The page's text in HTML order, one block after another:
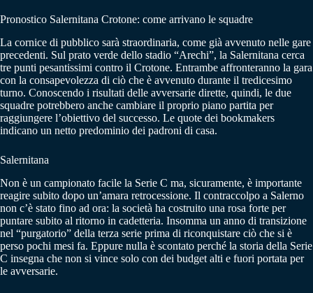
Pronostico Salernitana Crotone: come arrivano le squadre
La cornice di pubblico sarà straordinaria, come già avvenuto nelle gare
precedenti. Sul prato verde dello stadio “Arechi”, la Salernitana cerca
tre punti pesantissimi contro il Crotone. Entrambe affronteranno la gara
con la consapevolezza di ciò che è avvenuto durante il tredicesimo
turno. Conoscendo i risultati delle avversarie dirette, quindi, le due
squadre potrebbero anche cambiare il proprio piano partita per
raggiungere l’obiettivo del successo. Le quote dei bookmakers
indicano un netto predominio dei padroni di casa.
Salernitana
Non è un campionato facile la Serie C ma, sicuramente, è importante
reagire subito dopo un’amara retrocessione. Il contraccolpo a Salerno
non c’è stato fino ad ora: la società ha costruito una rosa forte per
puntare subito al ritorno in cadetteria. Insomma un anno di transizione
nel “purgatorio” della terza serie prima di riconquistare ciò che si è
perso pochi mesi fa. Eppure nulla è scontato perché la storia della Serie
C insegna che non si vince solo con dei budget alti e fuori portata per
le avversarie.